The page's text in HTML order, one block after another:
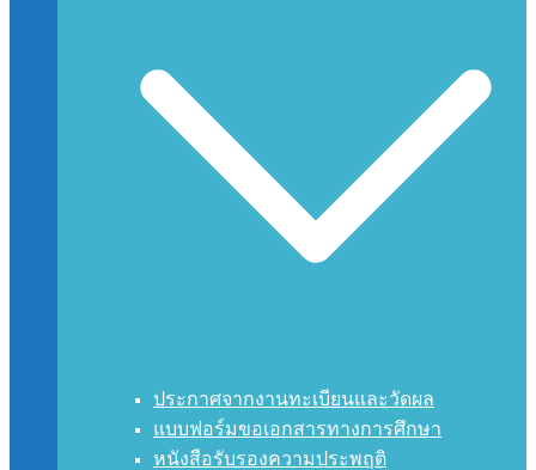
ประกาศจากงานทะเบียนและวัดผล
แบบฟอร์มขอเอกสารทางการศึกษา
หนังสือรับรองความประพฤติ